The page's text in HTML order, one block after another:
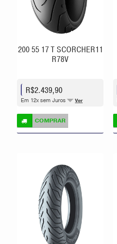
200 55 17 T SCORCHER11
R78V
R$2.439,90
Em 12x sem Juros Ver
COMPRAR